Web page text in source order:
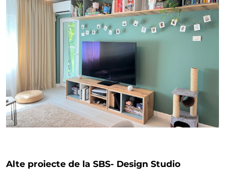
Alte proiecte de la SBS- Design Studio